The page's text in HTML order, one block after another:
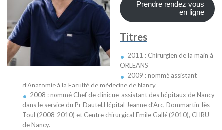
Prendre rendez vous
en ligne
Titres
2011 : Chirurgien de la main à
ORLEANS
2009 : nommé assistant
d’Anatomie à la Faculté de médecine de Nancy
2008 : nommé Chef de clinique-assistant des hôpitaux de Nancy
dans le service du Pr Dautel.Hôpital Jeanne d’Arc, Dommartin-lès-
Toul (2008-2010) et Centre chirurgical Emile Gallé (2010), CHRU
de Nancy.